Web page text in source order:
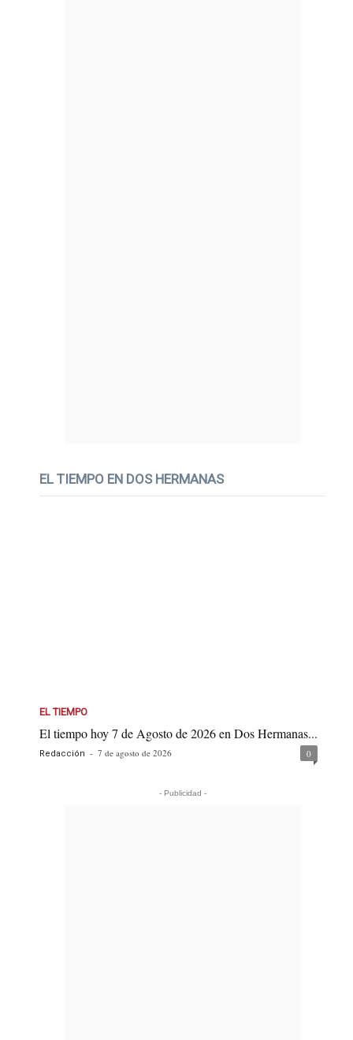
EL TIEMPO EN DOS HERMANAS
EL TIEMPO
El tiempo hoy 7 de Agosto de 2026 en Dos Hermanas...
Redacción - 7 de agosto de 2026 0
- Publicidad -